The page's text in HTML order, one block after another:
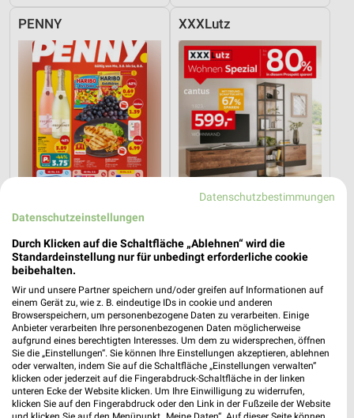
PENNY
0,6 km
Angebote ab 03.08.
Noch heute gültig
XXXLutz
32,9 km
Gültig bis Fr. 14.08.
XXXLutz Kaufland
Datenschutzbestimmungen
Datenschutzeinstellungen
Durch Klicken auf die Schaltfläche „Ablehnen“ wird die
Standardeinstellung nur für unbedingt erforderliche cookie
beibehalten.
Wir und unsere Partner speichern und/oder greifen auf Informationen auf
einem Gerät zu, wie z. B. eindeutige IDs in cookie und anderen
Browserspeichern, um personenbezogene Daten zu verarbeiten. Einige
Anbieter verarbeiten Ihre personenbezogenen Daten möglicherweise
aufgrund eines berechtigten Interesses. Um dem zu widersprechen, öffnen
Sie die „Einstellungen“. Sie können Ihre Einstellungen akzeptieren, ablehnen
oder verwalten, indem Sie auf die Schaltfläche „Einstellungen verwalten“
klicken oder jederzeit auf die Fingerabdruck-Schaltfläche in der linken
unteren Ecke der Website klicken. Um Ihre Einwilligung zu widerrufen,
klicken Sie auf den Fingerabdruck oder den Link in der Fußzeile der Website